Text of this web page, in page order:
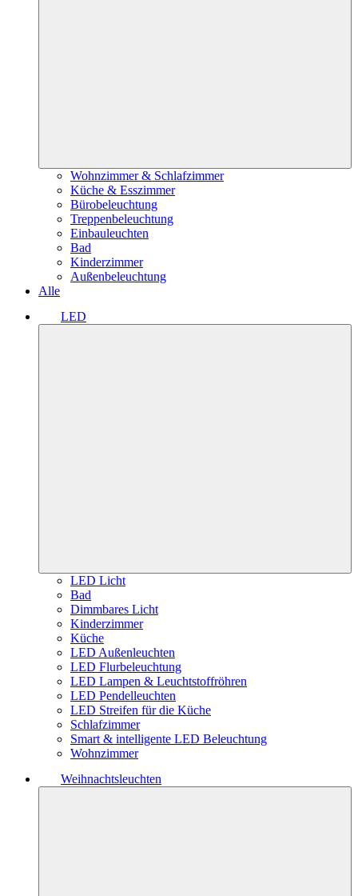
Wohnzimmer & Schlafzimmer
Küche & Esszimmer
Bürobeleuchtung
Treppenbeleuchtung
Einbauleuchten
Bad
Kinderzimmer
Außenbeleuchtung
Alle
LED
LED Licht
Bad
Dimmbares Licht
Kinderzimmer
Küche
LED Außenleuchten
LED Flurbeleuchtung
LED Lampen & Leuchtstoffröhren
LED Pendelleuchten
LED Streifen für die Küche
Schlafzimmer
Smart & intelligente LED Beleuchtung
Wohnzimmer
Weihnachtsleuchten